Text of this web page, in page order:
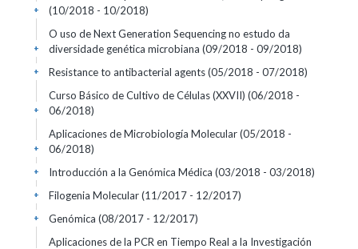
(10/2018 - 10/2018)
+
O uso de Next Generation Sequencing no estudo da
diversidade genética microbiana (09/2018 - 09/2018)
+
Resistance to antibacterial agents(05/2018 - 07/2018)
+
Curso Básico de Cultivo de Células (XXVII) (06/2018 -
06/2018)
+
Aplicaciones de Microbiología Molecular(05/2018 -
06/2018)
+
Introducción a la Genómica Médica (03/2018 - 03/2018)
+
Filogenia Molecular(11/2017 - 12/2017)
+
Genómica (08/2017 - 12/2017)
+
Aplicaciones de la PCR en Tiempo Real a la Investigación